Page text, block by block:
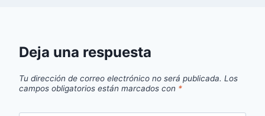
Deja una respuesta
Tu dirección de correo electrónico no será publicada. Los
campos obligatorios están marcados con *